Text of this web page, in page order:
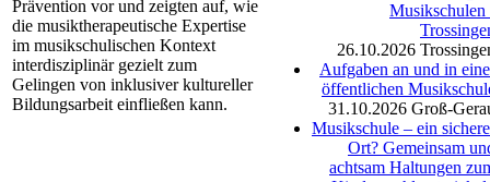
Prävention vor und zeigten auf, wie
die musiktherapeutische Expertise
im musikschulischen Kontext
interdisziplinär gezielt zum
Gelingen von inklusiver kultureller
Bildungsarbeit einfließen kann.
Musikschulen
26.10.2026
Aufgaben an und in
öffentlichen
31.10.2026 Groß-
Musikschule – ein
Ort? Gemeinsam
achtsam Haltungen